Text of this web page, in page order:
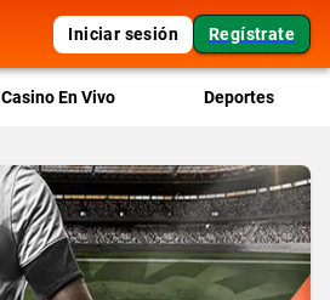
Iniciar sesión Regístrate
Casino En Vivo Deportes